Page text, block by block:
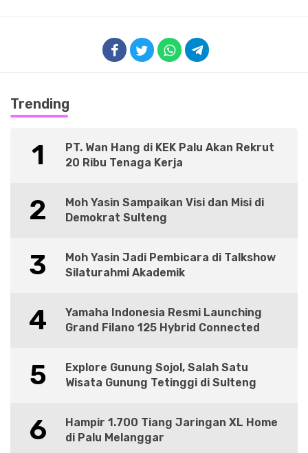
Trending
1
PT. Wan Hang di KEK Palu Akan Rekrut
20 Ribu Tenaga Kerja
2
Moh Yasin Sampaikan Visi dan Misi di
Demokrat Sulteng
3
Moh Yasin Jadi Pembicara di Talkshow
Silaturahmi Akademik
4
Yamaha Indonesia Resmi Launching
Grand Filano 125 Hybrid Connected
5
Explore Gunung Sojol, Salah Satu
Wisata Gunung Tetinggi di Sulteng
6
Hampir 1.700 Tiang Jaringan XL Home
di Palu Melanggar